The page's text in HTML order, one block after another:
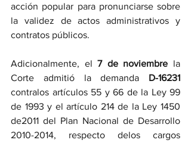
acción popular para pronunciarse sobre
la validez de actos administrativos y
contratos públicos.
Adicionalmente, el 7 de noviembre la
Corte admitió la demanda
contralos artículos 55 y 66 de la Ley 99
de 1993 y el artículo 214 de la Ley 1450
de2011 del Plan Nacional de Desarrollo
2010-2014, respecto delos cargos